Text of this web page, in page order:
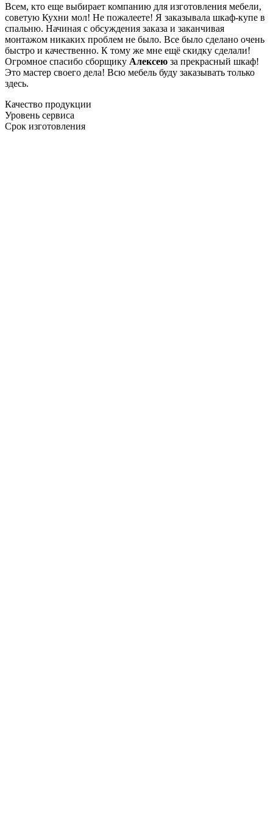
Всем, кто еще выбирает компанию для изготовления мебели,
советую Кухни мол! Не пожалеете! Я заказывала шкаф-купе в
спальню. Начиная с обсуждения заказа и заканчивая
монтажом никаких проблем не было. Все было сделано очень
быстро и качественно. К тому же мне ещё скидку сделали!
Огромное спасибо сборщику Алексею за прекрасный шкаф!
Это мастер своего дела! Всю мебель буду заказывать только
здесь.
Качество продукции
Уровень сервиса
Срок изготовления